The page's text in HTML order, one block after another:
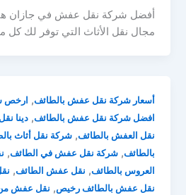
أفضل شركة نقل عفش في جازان
مجال نقل الأثاث التي توفر لك كل
أسعار شركة نقل عفش بالطائف, ارخص
افضل شركة نقل عفش بالطائف,دينا
نقل العفش بالطائف,شركة نقل أثاث
بالطائف,شركة نقل عفش في الطائف,
العروس بالطائف, نقل عفش الطائف,
نقل عفش بالطائف رخيص, نقل عفش من